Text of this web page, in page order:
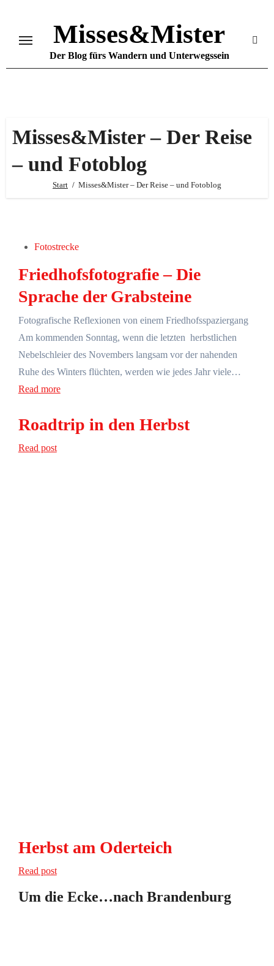
springen
Misses&Mister
Der Blog fürs Wandern und Unterwegssein
Misses&Mister – Der Reise
– und Fotoblog
Start Misses&Mister – Der Reise – und Fotoblog
Fotostrecke
Friedhofsfotografie – Die
Sprache der Grabsteine
Fotografische Reflexionen von einem Friedhofsspaziergang
Am kommenden Sonntag, wenn die letzten herbstlichen
Nebelschleier des Novembers langsam vor der nahenden
Ruhe des Winters flüchten, werden wie jedes Jahr viele…
Read more
Roadtrip in den Herbst
Read post
Herbst am Oderteich
Read post
Um die Ecke…nach Brandenburg